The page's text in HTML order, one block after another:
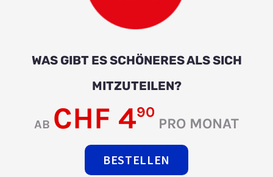
WAS GIBT ES SCHÖNERES ALS SICH
MITZUTEILEN?
AB CHF 490
PRO MONAT
BESTELLEN